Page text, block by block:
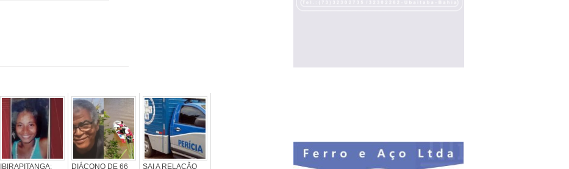
IBIRAPITANGA:
DIÁCONO DE 66
SAI A RELAÇÃO